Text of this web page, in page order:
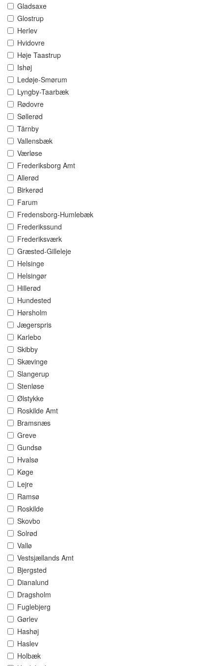
Gladsaxe
Glostrup
Herlev
Hvidovre
Høje Taastrup
Ishøj
Ledøje-Smørum
Lyngby-Taarbæk
Rødovre
Søllerød
Tårnby
Vallensbæk
Værløse
Frederiksborg Amt
Allerød
Birkerød
Farum
Fredensborg-Humlebæk
Frederikssund
Frederiksværk
Græsted-Gilleleje
Helsinge
Helsingør
Hillerød
Hundested
Hørsholm
Jægerspris
Karlebo
Skibby
Skævinge
Slangerup
Stenløse
Ølstykke
Roskilde Amt
Bramsnæs
Greve
Gundsø
Hvalsø
Køge
Lejre
Ramsø
Roskilde
Skovbo
Solrød
Vallø
Vestsjællands Amt
Bjergsted
Dianalund
Dragsholm
Fuglebjerg
Gørlev
Hashøj
Haslev
Holbæk